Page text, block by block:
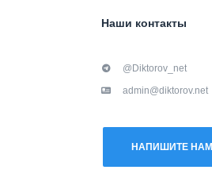
Наши контакты
@Diktorov_net
admin@diktorov.net
НАПИШИТЕ НАМ